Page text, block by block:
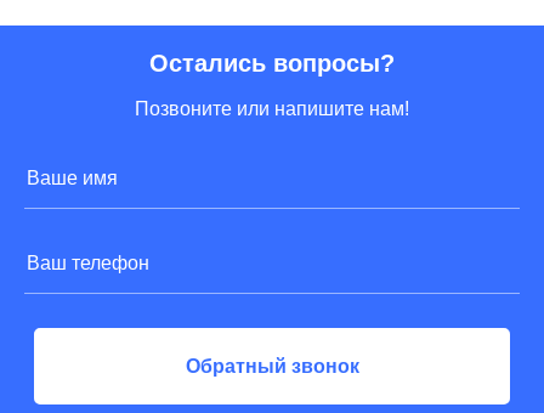
созидательным...
по договору.
РЕКОМЕНДУЮ
данную компанию!
Остались вопросы?
Позвоните или напишите нам!
Обратный звонок